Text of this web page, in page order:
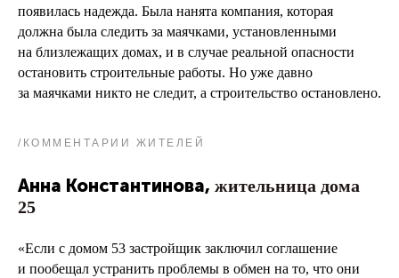
появилась надежда. Была нанята компания, которая
должна была следить за маячками, установленными
на близлежащих домах, и в случае реальной опасности
остановить строительные работы. Но уже давно
за маячками никто не следит, а строительство остановлено.
/КОММЕНТАРИИ ЖИТЕЛЕЙ
Анна Константинова, жительница дома
25
«Если с домом 53 застройщик заключил соглашение
и пообещал устранить проблемы в обмен на то, что они